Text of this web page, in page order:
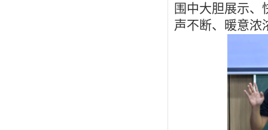
围中大胆展示、
声不断、暖意浓